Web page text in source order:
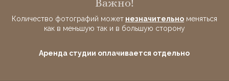
Важно!
Количество фотографий может незначительно меняться
как в меньшую так и в большую сторону
Аренда студии оплачивается отдельно